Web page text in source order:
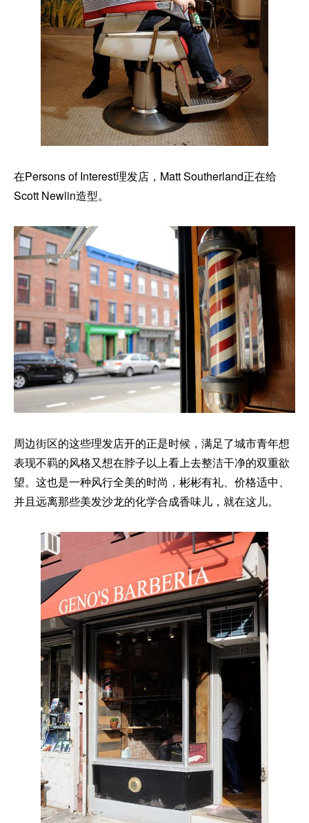
在Persons of Interest理发店，Matt Southerland正在给
Scott Newlin造型。
周边街区的这些理发店开的正是时候，满足了城市青年想
表现不羁的风格又想在脖子以上看上去整洁干净的双重欲
望。这也是一种风行全美的时尚，彬彬有礼、价格适中、
并且远离那些美发沙龙的化学合成香味儿，就在这儿。